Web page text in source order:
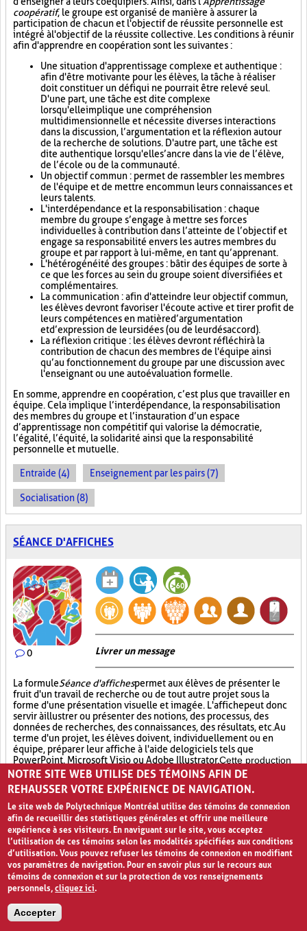
coopératif, le groupe est organisé de manière à assurer la
participation de chacun et l'objectif de réussite personnelle est
intégré à l'objectif de la réussite collective. Les conditions à réunir
afin d'apprendre en coopération sont les suivantes :
Une situation d'apprentissage complexe et authentique :
afin d'être motivante pour les élèves, la tâche à réaliser
doit constituer un défi qui ne pourrait être relevé seul.
D'une part, une tâche est dite complexe
lorsqu'elle implique une compréhension
multidimensionnelle et nécessite diverses interactions
dans la discussion, l’argumentation et la réflexion autour
de la recherche de solutions. D'autre part, une tâche est
dite authentique lorsqu'elle s’ancre dans la vie de l’élève,
de l’école ou de la communauté.
Un objectif commun : permet de rassembler les membres
de l'équipe et de mettre en commun leurs connaissances et
leurs talents.
L'interdépendance et la responsabilisation : chaque
membre du groupe s’engage à mettre ses forces
individuelles à contribution dans l’atteinte de l’objectif et
engage sa responsabilité envers les autres membres du
groupe et par rapport à lui-même, en tant qu’apprenant.
L'hétérogénéité des groupes : bâtir des équipes de sorte à
ce que les forces au sein du groupe soient diversifiées et
complémentaires.
La communication : afin d'atteindre leur objectif commun,
les élèves devront favoriser l'écoute active et tirer profit de
leurs compétences en matière d’argumentation
et d’expression de leurs idées (ou de leur désaccord).
La réflexion critique : les élèves devront réfléchir à la
contribution de chacun des membres de l'équipe ainsi
qu’au fonctionnement du groupe par une discussion avec
l'enseignant ou une autoévaluation formelle.
En somme, apprendre en coopération, c’est plus que travailler en
équipe. Cela implique l’interdépendance, la responsabilisation
des membres du groupe et l’instauration d’un espace
d’apprentissage non compétitif qui valorise la démocratie,
l’égalité, l’équité, la solidarité ainsi que la responsabilité
personnelle et mutuelle.
Entraide (4) Enseignement par les pairs (7)
Socialisation (8)
SÉANCE D'AFFICHES
0 Livrer un message
La formuleSéance d'affichespermet aux élèves de présenter le
fruit d'un travail de recherche ou de tout autre projet sous la
forme d'une présentation visuelle et imagée. L'affichepeut donc
servir à illustrer ou présenter des notions, des processus, des
données de recherches, des connaissances, des résultats, etc. Au
terme d'un projet, les élèves doivent, individuellement ou en
équipe, préparer leur affiche à l'aide de logiciels tels que
PowerPoint, Microsoft Visio ou Adobe Illustrator.Cette production
d’affiche se fait à partir d’un gabarit fourni par l’enseignant. Ce
gabarit doit indiquer avec précision aux élèves les éléments de
prendre cette dernière. Par la suite, l’affiche est imprimée et une
séance de partage est prévue. Lors de cetteSéance d’affiches
il est possible d’inviter des élèves d’autres classes et d’autres
niveaux ainsi que des enseignants et des membres du
personnel. De plus, les élèves qui présentent leurs affiches
pourront également circuler dans la classe afin de voir le travail
de leurs collègues et d’en discuter avec eux. La formule de la
Séance d’affichespermet aux élèves de concrétiser des
concepts appris, de partager le fruit
d’apprendre de leurs pairs. Une telle activité permet à
NOTRE SITE WEB UTILISE DES TÉMOINS AFIN DE
REHAUSSER VOTRE EXPÉRIENCE DE NAVIGATION.
Le site web de Polytechnique Montréal utilise des témoins de connexion
afin de recueillir des statistiques générales et offrir une meilleure
expérience à ses visiteurs. En naviguant sur le site, vous acceptez
l’utilisation de ces témoins selon les modalités spécifiées aux conditions
d’utilisation. Vous pouvez refuser les témoins de connexion en modifiant
vos paramètres de navigation. Pour en savoir plus sur le recours aux
témoins de connexion et sur la protection de vos renseignements
personnels,cliquez ici.
Accepter